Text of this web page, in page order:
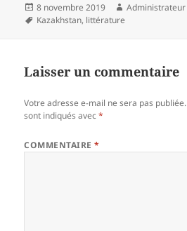
Publié
le
8 novembre 2019 Auteur
Administrateur
Mots-
Kazakhstan, littérature
Laisser un commentaire
Votre adresse e-mail ne sera pas publiée.
sont indiqués avec*
COMMENTAIRE*